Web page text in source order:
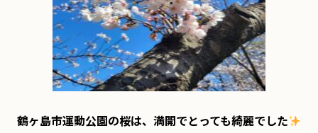
鶴ヶ島市運動公園の桜は、満開でとっても綺麗でした